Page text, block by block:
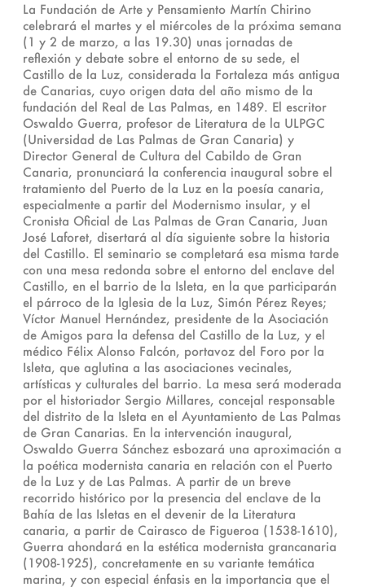
La Fundación de Arte y Pensamiento Martín Chirino
celebrará el martes y el miércoles de la próxima semana
(1 y 2 de marzo, a las 19.30) unas jornadas de
reflexión y debate sobre el entorno de su sede, el
Castillo de la Luz, considerada la Fortaleza más antigua
de Canarias, cuyo origen data del año mismo de la
fundación del Real de Las Palmas, en 1489. El escritor
Oswaldo Guerra, profesor de Literatura de la ULPGC
(Universidad de Las Palmas de Gran Canaria) y
Director General de Cultura del Cabildo de Gran
Canaria, pronunciará la conferencia inaugural sobre el
tratamiento del Puerto de la Luz en la poesía canaria,
especialmente a partir del Modernismo insular, y el
Cronista Oficial de Las Palmas de Gran Canaria, Juan
José Laforet, disertará al día siguiente sobre la historia
del Castillo. El seminario se completará esa misma tarde
con una mesa redonda sobre el entorno del enclave del
Castillo, en el barrio de la Isleta, en la que participarán
el párroco de la Iglesia de la Luz, Simón Pérez Reyes;
Víctor Manuel Hernández, presidente de la Asociación
de Amigos para la defensa del Castillo de la Luz, y el
médico Félix Alonso Falcón, portavoz del Foro por la
Isleta, que aglutina a las asociaciones vecinales,
artísticas y culturales del barrio. La mesa será moderada
por el historiador Sergio Millares, concejal responsable
del distrito de la Isleta en el Ayuntamiento de Las Palmas
de Gran Canarias. En la intervención inaugural,
Oswaldo Guerra Sánchez esbozará una aproximación a
la poética modernista canaria en relación con el Puerto
de la Luz y de Las Palmas. A partir de un breve
recorrido histórico por la presencia del enclave de la
Bahía de las Isletas en el devenir de la Literatura
canaria, a partir de Cairasco de Figueroa (1538-1610),
Guerra ahondará en la estética modernista grancanaria
(1908-1925), concretamente en su variante temática
marina, y con especial énfasis en la importancia que el